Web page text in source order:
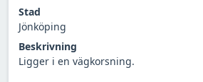
Stad
Jönköping
Beskrivning
Ligger i en vägkorsning.